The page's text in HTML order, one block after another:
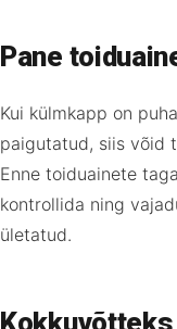
Pane
Kui külmkapp on
paigutatud, siis võid
Enne toiduainete
kontrollida ning
ületatud.
Kokkuvõtteks